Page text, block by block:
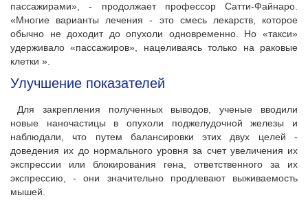
пассажирами», - продолжает профессор Сатти-Файнаро.
«Многие варианты лечения - это смесь лекарств, которое
обычно не доходит до опухоли одновременно. Но «такси»
удерживало «пассажиров», нацеливаясь только на раковые
клетки ».
Улучшение показателей
Для закрепления полученных выводов, ученые вводили
новые наночастицы в опухоли поджелудочной железы и
наблюдали, что путем балансировки этих двух целей -
доведения их до нормального уровня за счет увеличения их
экспрессии или блокирования гена, ответственного за их
экспрессию, - они значительно продлевают выживаемость
мышей.